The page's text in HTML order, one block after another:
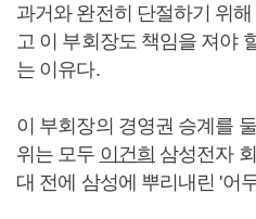
과거와 완전히 단절하기 위
고 이 부회장도 책임을 져야
는 이유다.
이 부회장의 경영권 승계를
위는 모두 이건희 삼성전자
대 전에 삼성에 뿌리내린 '어